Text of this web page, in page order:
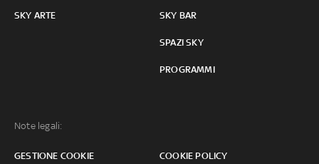
SKY ARTE SKY BAR
SPAZI SKY
PROGRAMMI
Note legali:
GESTIONE COOKIE COOKIE POLICY